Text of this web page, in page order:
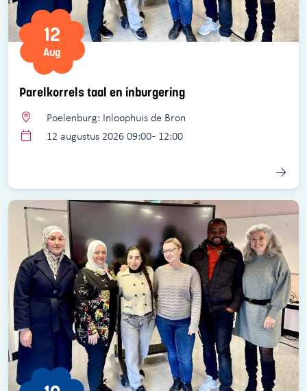
Parelkorrels taal en inburgering
12
Aug
Poelenburg: Inloophuis de Bron
12 augustus 2026 09:00 - 12:00